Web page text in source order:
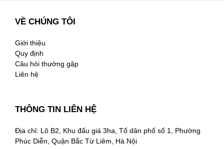
VỀ CHÚNG TÔI
Giới thiệu
Quy định
Câu hỏi thường gặp
Liên hệ
THÔNG TIN LIÊN HỆ
Địa chỉ: Lô B2, Khu đấu giá 3ha, Tổ dân phố số 1, Phường
Phúc Diễn, Quận Bắc Từ Liêm, Hà Nội